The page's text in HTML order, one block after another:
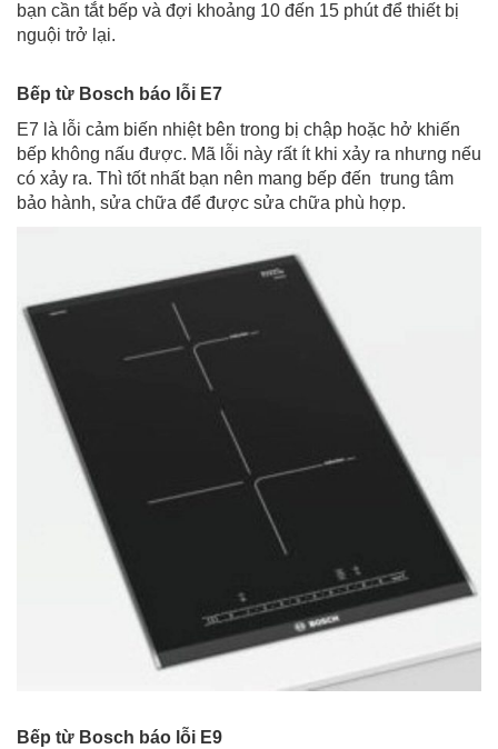
bạn cần tắt bếp và đợi khoảng 10 đến 15 phút để thiết bị
nguội trở lại.
Bếp từ Bosch báo lỗi E7
E7 là lỗi cảm biến nhiệt bên trong bị chập hoặc hở khiến
bếp không nấu được. Mã lỗi này rất ít khi xảy ra nhưng nếu
có xảy ra. Thì tốt nhất bạn nên mang bếp đến trung tâm
bảo hành, sửa chữa để được sửa chữa phù hợp.
Bếp từ Bosch báo lỗi E9